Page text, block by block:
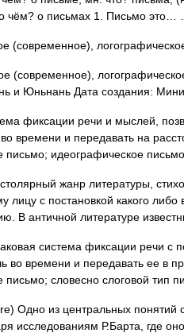
чём? о письмах 1. Письмо
(современное),
(современное),
и Юньнань Дата создания:
фиксации речи и мыслей,
времени и передавать на
письмо; идеографическое
жанр литературы,
лицу с постановкой какого
В античной литературе
система фиксации речи с
во времени и передавать ее в
письмо; словесно слоговой тип
Одно из центральных понятий
исследованиям Р.Барта, где